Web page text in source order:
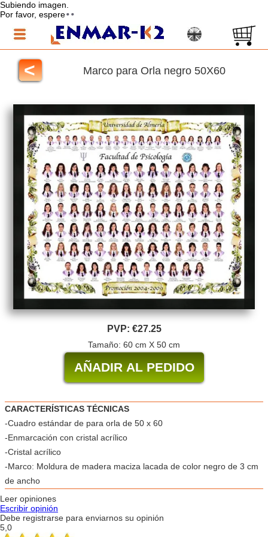
Subiendo imagen.
Por favor, espere
< Marco para Orla negro 50X60
PVP: €27.25
Tamaño: 60 cm X 50 cm
CARACTERÍSTICAS TÉCNICAS
-Cuadro estándar de para orla de 50 x 60
-Enmarcación con cristal acrílico
-Cristal acrílico
-Marco: Moldura de madera maciza lacada de color negro de 3 cm
de ancho
Leer opiniones
Escribir opinión
Debe registrarse para enviarnos su opinión
5,0